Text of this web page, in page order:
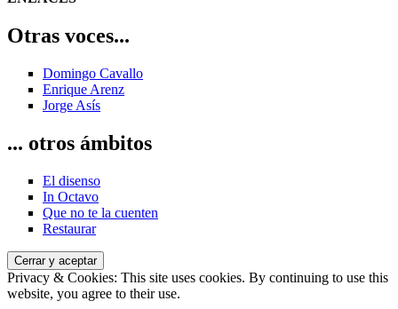
Otras voces...
Domingo Cavallo
Enrique Arenz
Jorge Asís
... otros ámbitos
El disenso
In Octavo
Que no te la cuenten
Restaurar
Privacy & Cookies: This site uses cookies. By continuing to use this
website, you agree to their use.